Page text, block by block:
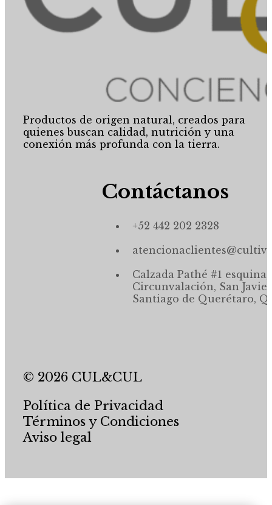
Productos de origen natural, creados para
quienes buscan calidad, nutrición y una
conexión más profunda con la tierra.
Contáctanos
+52 442 202 2328
Calzada Pathé #1 esquina,
Circunvalación, San
Santiago de Querétaro,
© 2026 CUL&CUL
Política de Privacidad
Términos y Condiciones
Aviso legal